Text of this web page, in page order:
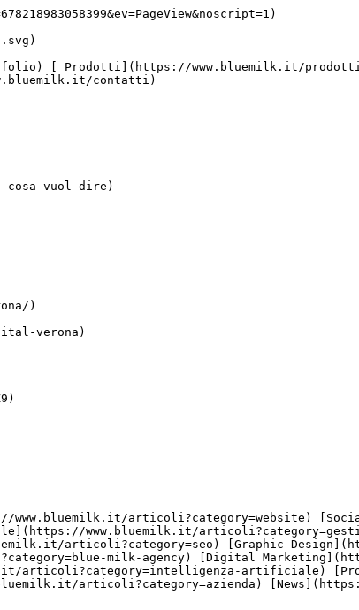
contatti)
vuol-dire)
)
verona)
www.bluemilk.it/
articoli?category=seo) [Graphic
milk-agency) [Digital
articoli?category=intelligenza-artificiale)
articoli?category=azienda)